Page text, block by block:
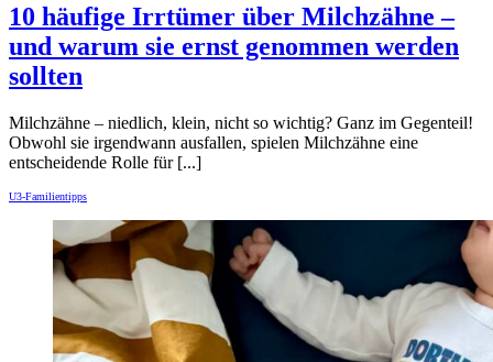
10 häufige Irrtümer über Milchzähne –
und warum sie ernst genommen werden
sollten
Milchzähne – niedlich, klein, nicht so wichtig? Ganz im Gegenteil!
Obwohl sie irgendwann ausfallen, spielen Milchzähne eine
entscheidende Rolle für [...]
U3-Familientipps